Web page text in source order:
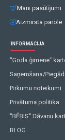
Mani pasūtījumi
Aizmirsta parole
INFORMĀCIJA
"Goda ģimene"
Saņemšana/
Pirkumu noteikumi
Privātuma politika
"BĒBIS" Dāvanu
BLOG